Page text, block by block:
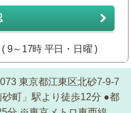
( 9～17時 平日・日曜 )
東京都江東区北砂7-9-7
町」駅より徒歩12分 ●都